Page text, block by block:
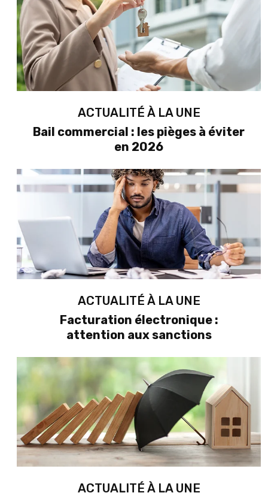
ACTUALITÉ À LA UNE
Bail commercial : les pièges à éviter
en 2026
ACTUALITÉ À LA UNE
Facturation électronique :
attention aux sanctions
ACTUALITÉ À LA UNE